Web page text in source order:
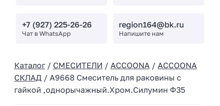
+7 (927) 225-26-26
Чат в WhatsApp
region164@bk.ru
Напишите нам
Каталог/ СМЕСИТЕЛИ / ACCOONA / ACCOONA
СКЛАД / A9668 Смеситель для раковины с
гайкой ,однорычажный.Хром.Силумин Φ35